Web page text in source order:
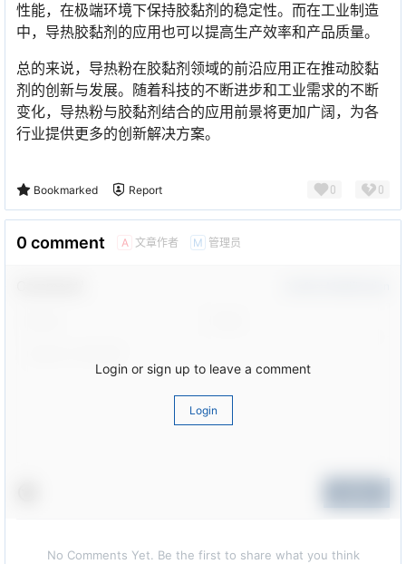
性能，在极端环境下保持胶黏剂的稳定性。而在工业制造
中，导热胶黏剂的应用也可以提高生产效率和产品质量。
总的来说，导热粉在胶黏剂领域的前沿应用正在推动胶黏
剂的创新与发展。随着科技的不断进步和工业需求的不断
变化，导热粉与胶黏剂结合的应用前景将更加广阔，为各
行业提供更多的创新解决方案。
Bookmarked Report 0 0
0 comment A 文章作者 M 管理员
Login or sign up to leave a comment
Login
No Comments Yet. Be the first to share what you think